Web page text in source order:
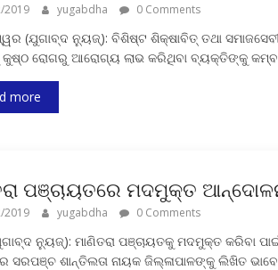
2019 yugabdha 0 Comments
(ଯୁଗାବ୍ଦ ନ୍ୟୁଜ୍‍): ବିଶିଷ୍ଟ ଶିକ୍ଷାବିତ୍ ତଥା
ରୋଗରୁ ଆରୋଗ୍ୟ ଲାଭ କରିଥିବା ବ୍ୟକ୍ତିଙ୍କୁ
more
ପଞ୍ଚାୟତରେ ମଦମୁକ୍ତ
2019 yugabdha 0 Comments
ନ୍ୟୁଜ୍‍): ମାଣିତରା ପଞ୍ଚାୟତକୁ ମଦମୁକ୍ତ କରିବା
ସରପଞ୍ଚ ଶାନ୍ତିଲତା ନାୟକ ଜିଲ୍ଳାପାଳଙ୍କୁ ଲିଖିତ